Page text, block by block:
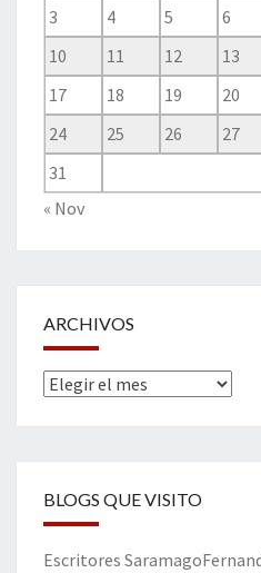
3
4 5 6
10
11 12 13
17
18 19 20
24
25 26 27
31
« Nov
ARCHIVOS
Archivos
BLOGS QUE VISITO
Escritores Saramago